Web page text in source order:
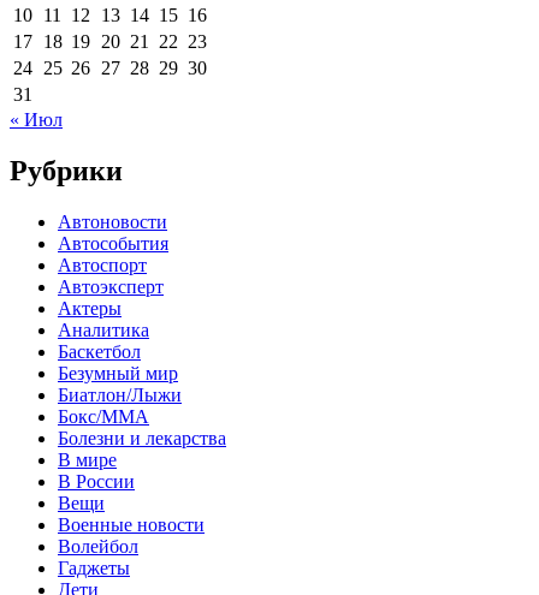
10 11 12 13 14 15 16
17 18 19 20 21 22 23
24 25 26 27 28 29 30
31
« Июл
Рубрики
Автоновости
Автособытия
Автоспорт
Автоэксперт
Актеры
Аналитика
Баскетбол
Безумный мир
Биатлон/Лыжи
Бокс/MMA
Болезни и лекарства
В мире
В России
Вещи
Военные новости
Волейбол
Гаджеты
Дети